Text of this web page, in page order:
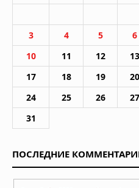
3
4 5 6
10
11 12 13
17
18 19 20
24
25 26 27
31
ПОСЛЕДНИЕ